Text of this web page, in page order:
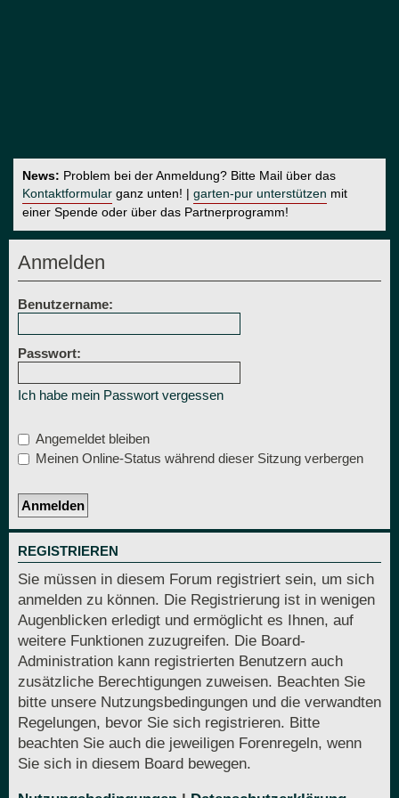
News: Problem bei der Anmeldung? Bitte Mail über das
Kontaktformular ganz unten! | garten-pur unterstützen mit
einer Spende oder über das Partnerprogramm!
Anmelden
Benutzername:
Passwort:
Ich habe mein Passwort vergessen
Angemeldet bleiben
Meinen Online-Status während dieser Sitzung verbergen
REGISTRIEREN
Sie müssen in diesem Forum registriert sein, um sich
anmelden zu können. Die Registrierung ist in wenigen
Augenblicken erledigt und ermöglicht es Ihnen, auf
weitere Funktionen zuzugreifen. Die Board-
Administration kann registrierten Benutzern auch
zusätzliche Berechtigungen zuweisen. Beachten Sie
bitte unsere Nutzungsbedingungen und die verwandten
Regelungen, bevor Sie sich registrieren. Bitte
beachten Sie auch die jeweiligen Forenregeln, wenn
Sie sich in diesem Board bewegen.